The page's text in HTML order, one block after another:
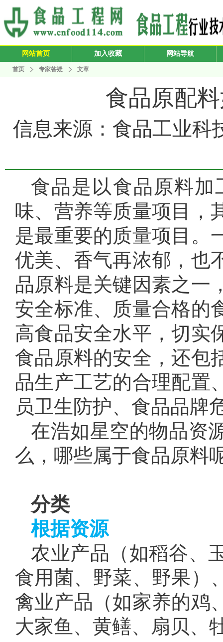
网站首页 加入收藏 网站导航
首页 专家答疑 文章
食品原配
信息来源：食品工业
食品是以食品原料
味、营养等质量项目，
是最重要的质量项目。
优美、香气再浓郁，也
品原料是关键因素之一
安全标准、质量合格的
高食品安全水平，切实
食品原料的安全，还包
品生产工艺的合理配置
员卫生防护、食品品牌
在浩如星空的物品资
么，哪些属于食品原料
分类
根据资源
农业产品（如稻谷、
食用菌、野菜、野果）
禽业产品（如家养的鸡
大家鱼、黄鳝、扇贝、